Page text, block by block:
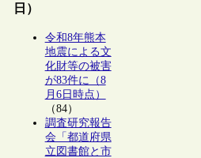
日）
令和8年熊本
地震による文
化財等の被害
が83件に（8
月6日時点）
（84）
調査研究報告
会「都道府県
立図書館と市